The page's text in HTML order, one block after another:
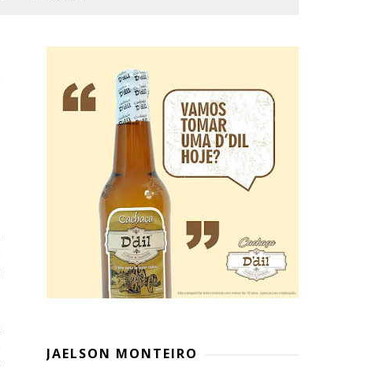
JAELSON MONTEIRO